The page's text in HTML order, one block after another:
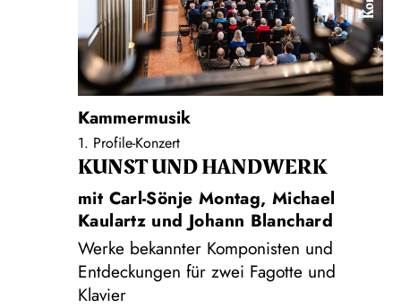
Kammermusik
1. Profile-Konzert
KUNST UND HAND­WERK
mit Carl-Sönje Montag, Michael
Kaulartz und Johann Blanchard
Werke bekannter Komponisten und
Entdeckungen für zwei Fagotte und
Klavier